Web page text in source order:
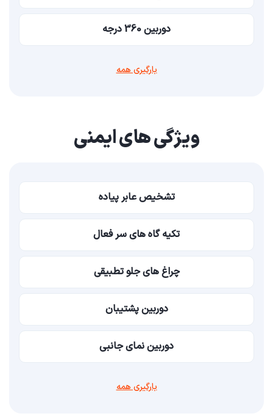
دوربین 360 درجه
بارگیری همه
ویژگی های ایمنی
تشخیص عابر پیاده
تکیه گاه های سر فعال
چراغ های جلو تطبیقی
دوربین پشتیبان
دوربین نمای جانبی
بارگیری همه